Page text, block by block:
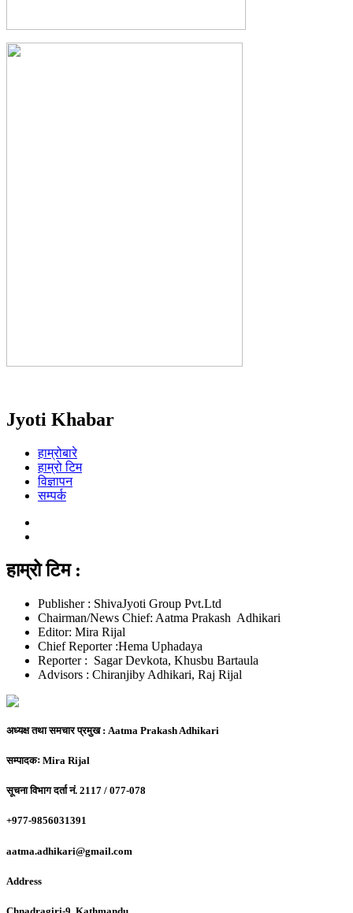
Jyoti Khabar
हाम्रोबारे
हाम्रो टिम
विज्ञापन
सम्पर्क
हाम्रो टिम :
Publisher : ShivaJyoti Group Pvt.Ltd
Chairman/News Chief: Aatma Prakash Adhikari
Editor: Mira Rijal
Chief Reporter :Hema Uphadaya
Reporter : Sagar Devkota, Khusbu Bartaula
Advisors : Chiranjiby Adhikari, Raj Rijal
अध्यक्ष तथा समचार प्रमुख : Aatma Prakash Adhikari
सम्पादकः Mira Rijal
सूचना विभाग दर्ता नं. 2117 / 077-078
+977-9856031391
aatma.adhikari@gmail.com
Address